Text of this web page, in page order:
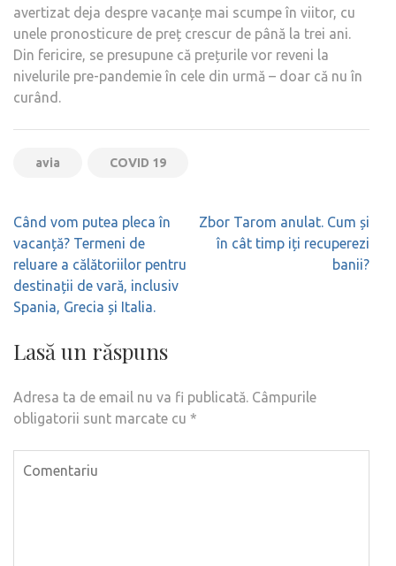
avertizat deja despre vacanțe mai scumpe în viitor, cu
unele pronosticure de preț crescur de până la trei ani.
Din fericire, se presupune că prețurile vor reveni la
nivelurile pre-pandemie în cele din urmă – doar că nu în
curând.
avia COVID 19
Navigare
în
articole
Când vom putea pleca în
vacanță? Termeni de
reluare a călătoriilor pentru
destinații de vară, inclusiv
Spania, Grecia și Italia.
Zbor Tarom anulat. Cum și
în cât timp iți recuperezi
banii?
Lasă un răspuns
Adresa ta de email nu va fi publicată. Câmpurile
obligatorii sunt marcate cu *